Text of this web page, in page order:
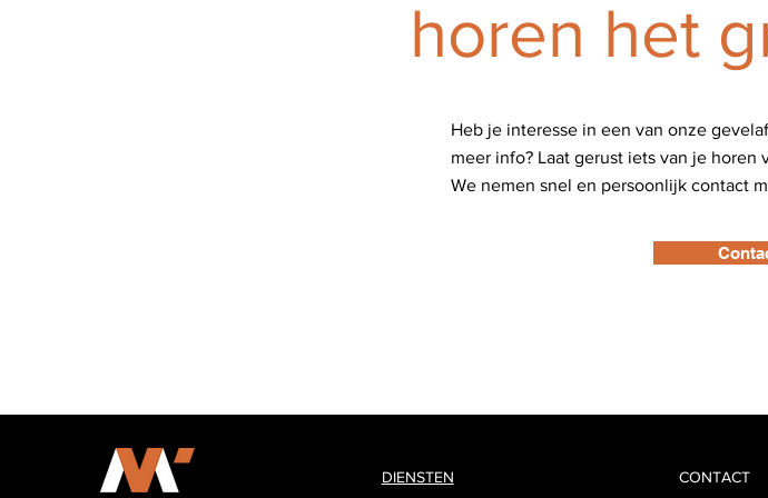
horen het
Heb je interesse in een van onze
meer info? Laat gerust iets van je horen
We nemen snel en persoonlijk contact
DIENSTEN CONTACT